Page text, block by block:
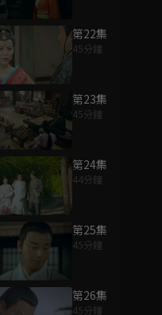
第22集
45分鐘
第23集
45分鐘
第24集
44分鐘
第25集
45分鐘
第26集
45分鐘